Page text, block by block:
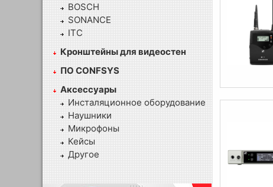
BOSCH
SONANCE
ITC
Кронштейны для видеостен
ПО CONFSYS
Аксессуары
Инсталяционное оборудование
Наушники
Микрофоны
Кейсы
Другое